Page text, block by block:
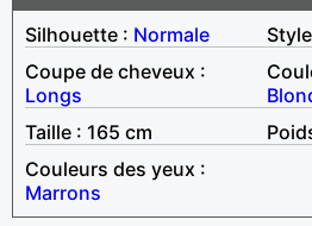
Silhouette : Normale
Coupe de cheveux :
Longs
Taille : 165 cm
Couleurs des yeux :
Marrons